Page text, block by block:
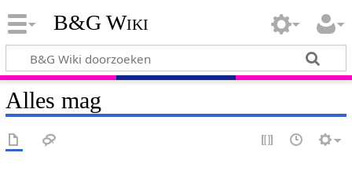
B&G Wiki
Alles mag